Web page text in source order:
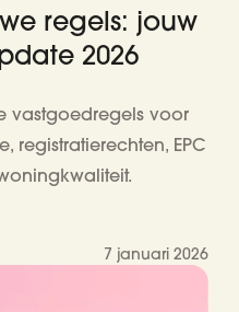
regels: jouw
2026
vastgoedregels voor
registratierechten, EPC
7 januari 2026